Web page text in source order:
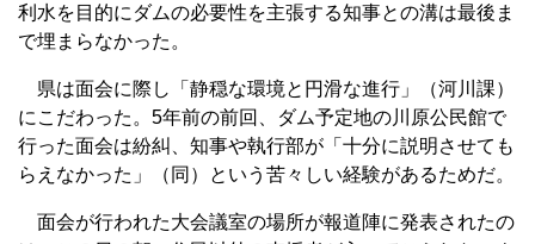
利水を目的にダムの必要性を主張する知事との溝は最後ま
で埋まらなかった。
県は面会に際し「静穏な環境と円滑な進行」（河川課）
にこだわった。5年前の前回、ダム予定地の川原公民館で
行った面会は紛糾、知事や執行部が「十分に説明させても
らえなかった」（同）という苦々しい経験があるためだ。
面会が行われた大会議室の場所が報道陣に発表されたの